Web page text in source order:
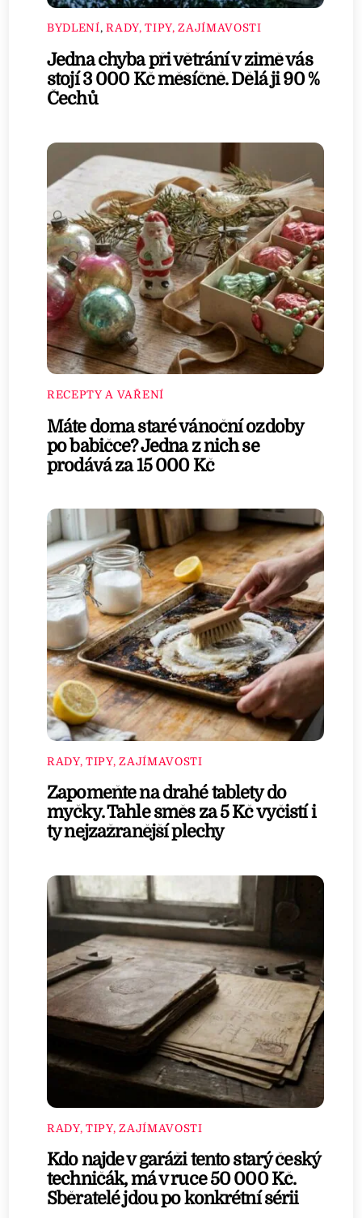
BYDLENÍ,RADY, TIPY, ZAJÍMAVOSTI
Jedna chyba při větrání v zimě vás
stojí 3 000 Kč měsíčně. Dělá ji 90 %
Čechů
RECEPTY A VAŘENÍ
Máte doma staré vánoční ozdoby
po babičce? Jedna z nich se
prodává za 15 000 Kč
RADY, TIPY, ZAJÍMAVOSTI
Zapomeňte na drahé tablety do
myčky. Tahle směs za 5 Kč vyčistí i
ty nejzažranější plechy
RADY, TIPY, ZAJÍMAVOSTI
Kdo najde v garáži tento starý český
techničák, má v ruce 50 000 Kč.
Sběratelé jdou po konkrétní sérii